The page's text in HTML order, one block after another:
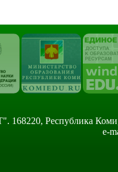
Республика Коми,
e-